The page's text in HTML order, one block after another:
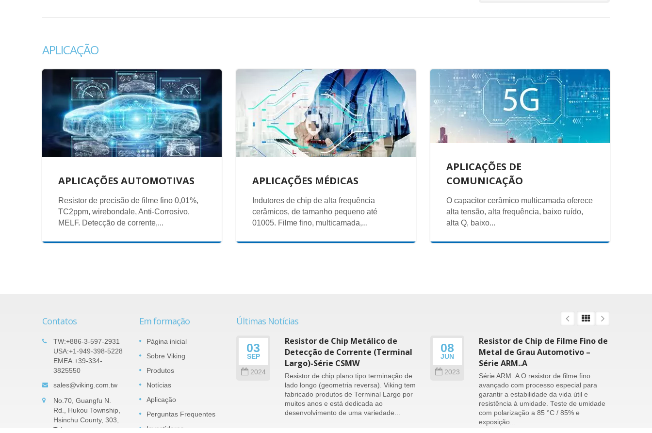
APLICAÇÃO
APLICAÇÕES AUTOMOTIVAS
Resistor de precisão de filme fino 0,01%,
TC2ppm, wirebondale, Anti-Corrosivo,
MELF. Detecção de corrente,...
APLICAÇÕES MÉDICAS
Indutores de chip de alta frequência
cerâmicos, de tamanho pequeno até
01005. Filme fino, multicamada,...
APLICAÇÕES DE
COMUNICAÇÃO
O capacitor cerâmico multicamada oferece
alta tensão, alta frequência, baixo ruído,
alta Q, baixo...
Contatos
TW:+886-3-597-2931
USA:+1-949-398-5228
EMEA:+39-334-
3825550
sales@viking.com.tw
No.70, Guangfu N.
Rd., Hukou Township,
Hsinchu County, 303,
Taiwan
Em formação
Página inicial
Sobre Viking
Produtos
Notícias
Aplicação
Perguntas Frequentes
Investidores
Últimas Notícias
05
SEP
2022
Produtos importantes: Resistor
de Chip de Precisão em Filme
Fino de Nitreto de Tântalo (TaN)
O filme de TaN (nitreto de tântalo) é uma
camada de barreira de pentóxido de
tântalo impermeável à umidade que pode
resistir a alta umidade relativa. TaN é
muito mais robusto para...
03
SEP
2024
Resistor de Chip Metálico de
Detecção de Corrente (Terminal
Largo)-Série CSMW
Resistor de chip plano tipo terminação de
lado longo (geometria reversa). Viking tem
fabricado produtos de Terminal Largo por
muitos anos e está dedicada ao
desenvolvimento de uma variedade...
08
JUN
2023
Resistor de Chip de Filme Fino de
Metal de Grau Automotivo –
Série ARM..A
Série ARM..A O resistor de filme fino
avançado com processo especial para
garantir a estabilidade da vida útil e
resistência à umidade. Teste de umidade
com polarização a 85 °C / 85% e
exposição...